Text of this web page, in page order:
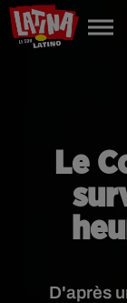
Le
D'après